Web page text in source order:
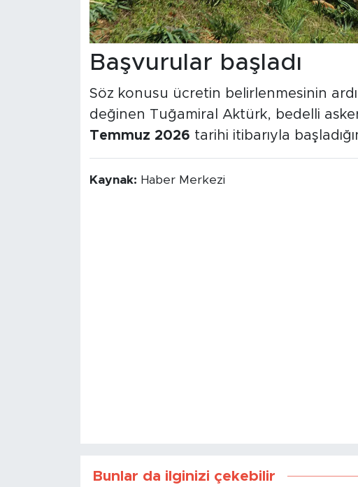
Başvurular başladı
Söz konusu ücretin belirlenmesinin
değinen Tuğamiral Aktürk, bedelli
Temmuz 2026 tarihi itibarıyla
Kaynak: Haber Merkezi
Bunlar da ilginizi çekebilir